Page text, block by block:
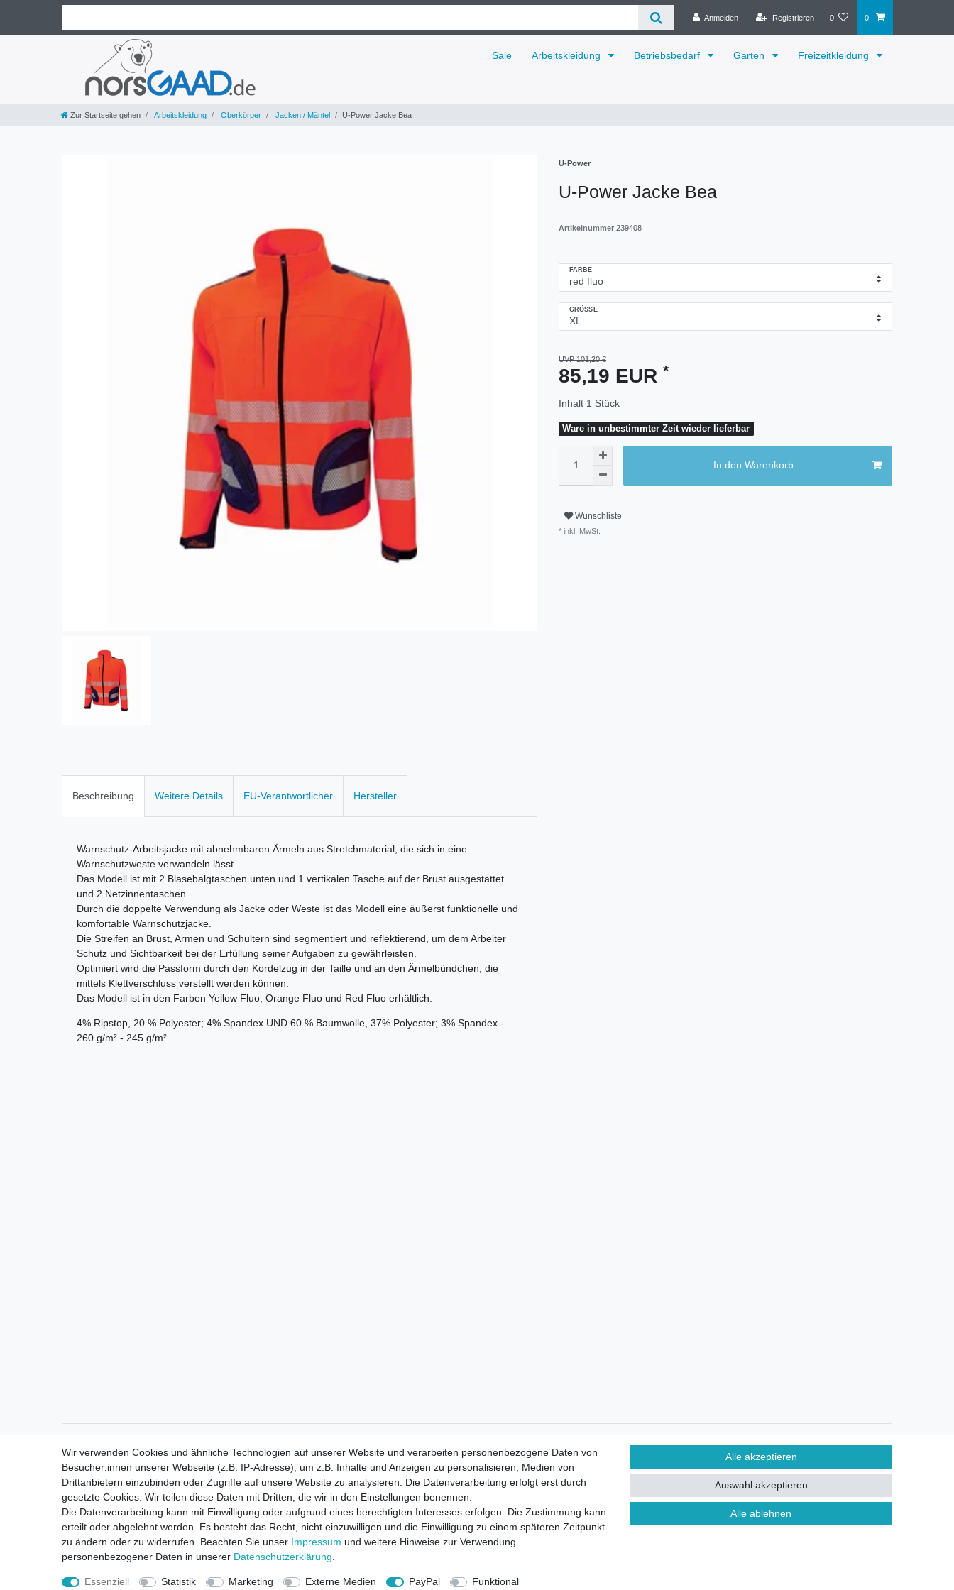
Anmelden Registrieren 0 0
Sale Arbeitskleidung Betriebsbedarf Garten Freizeitkleidung
Zur Startseite gehen Arbeitskleidung Oberkörper Jacken / Mäntel U-Power Jacke Bea
U-Power
U-Power Jacke Bea
Artikelnummer 239408
FARBE
GRÖSSE
UVP 101,20 €
85,19 EUR *
Inhalt 1 Stück
Ware in unbestimmter Zeit wieder lieferbar
In den Warenkorb
Wunschliste
* inkl. MwSt.
Beschreibung Weitere Details EU-Verantwortlicher Hersteller
Warnschutz-Arbeitsjacke mit abnehmbaren Ärmeln aus Stretchmaterial, die sich in eine
Warnschutzweste verwandeln lässt.
Das Modell ist mit 2 Blasebalgtaschen unten und 1 vertikalen Tasche auf der Brust ausgestattet
und 2 Netzinnentaschen.
Durch die doppelte Verwendung als Jacke oder Weste ist das Modell eine äußerst funktionelle und
komfortable Warnschutzjacke.
Die Streifen an Brust, Armen und Schultern sind segmentiert und reflektierend, um dem Arbeiter
Schutz und Sichtbarkeit bei der Erfüllung seiner Aufgaben zu gewährleisten.
Optimiert wird die Passform durch den Kordelzug in der Taille und an den Ärmelbündchen, die
mittels Klettverschluss verstellt werden können.
Das Modell ist in den Farben Yellow Fluo, Orange Fluo und Red Fluo erhältlich.
4% Ripstop, 20 % Polyester; 4% Spandex UND 60 % Baumwolle, 37% Polyester; 3% Spandex -
260 g/m² - 245 g/m²
Widerrufsrecht Widerrufsformular Impressum Datenschutzerklärung
Wir verwenden Cookies und ähnliche Technologien auf unserer Website und verarbeiten personenbezogene Daten von
Besucher:innen unserer Webseite (z.B. IP-Adresse), um z.B. Inhalte und Anzeigen zu personalisieren, Medien von
Drittanbietern einzubinden oder Zugriffe auf unsere Website zu analysieren. Die Datenverarbeitung erfolgt erst durch
gesetzte Cookies. Wir teilen diese Daten mit Dritten, die wir in den Einstellungen benennen.
Die Datenverarbeitung kann mit Einwilligung oder aufgrund eines berechtigten Interesses erfolgen. Die Zustimmung kann
erteilt oder abgelehnt werden. Es besteht das Recht, nicht einzuwilligen und die Einwilligung zu einem späteren Zeitpunkt
zu ändern oder zu widerrufen. Beachten Sie unser Impressum und weitere Hinweise zur Verwendung
personenbezogener Daten in unserer Daten­schutz­erklärung
Essenziell Statistik Marketing Externe Medien PayPal Funktional
Alle akzeptieren
Alle ablehnen
Auswahl akzeptieren